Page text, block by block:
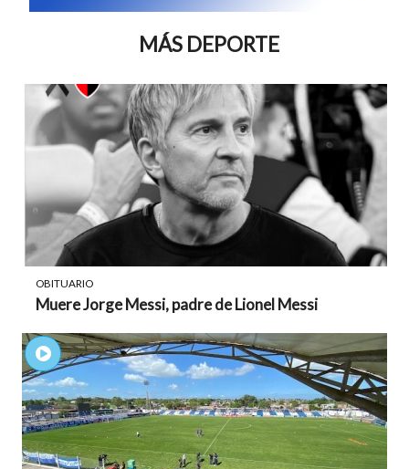
MÁS DEPORTE
OBITUARIO
Muere Jorge Messi, padre de Lionel Messi